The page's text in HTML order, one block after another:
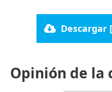
Descargar
Opinión de la